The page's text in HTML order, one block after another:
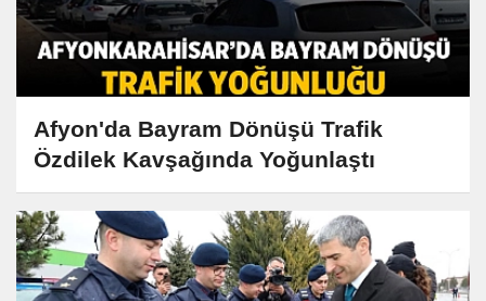
Afyon'da Bayram Dönüşü Trafik
Özdilek Kavşağında Yoğunlaştı